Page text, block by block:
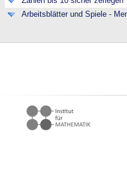
Arbeitsblätter und Spiele -